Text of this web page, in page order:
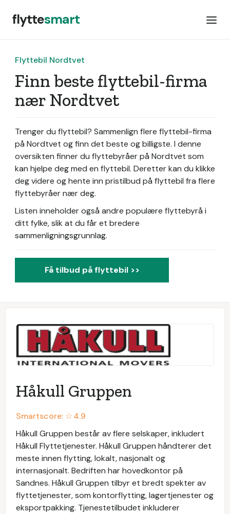
flyttesmart
Flyttebil Nordtvet
Finn beste flyttebil-firma
nær Nordtvet
Trenger du flyttebil? Sammenlign flere flyttebil-firma
på Nordtvet og finn det beste og billigste. I denne
oversikten finner du flyttebyråer på Nordtvet som
kan hjelpe deg med en flyttebil. Deretter kan du klikke
deg videre og hente inn pristilbud på flyttebil fra flere
flyttebyråer nær deg.
Listen inneholder også andre populære flyttebyrå i
ditt fylke, slik at du får et bredere
sammenligningsgrunnlag.
Få tilbud på flyttebil >>
Håkull Gruppen
Smartscore: ☆4.9
Håkull Gruppen består av flere selskaper, inkludert
Håkull Flyttetjenester. Håkull Gruppen håndterer det
meste innen flytting, lokalt, nasjonalt og
internasjonalt. Bedriften har hovedkontor på
Sandnes. Håkull Gruppen tilbyr et bredt spekter av
flyttetjenester, som kontorflytting, lagertjenester og
eksportpakking. Tjenestetilbudet inkluderer